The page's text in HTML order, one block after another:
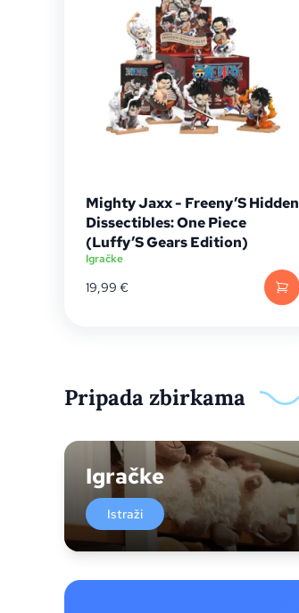
Mighty Jaxx - Freeny’S Hidden
Dissectibles: One Piece
(Luffy’S Gears Edition)
Igračke
19,99 €
Pripada zbirkama
Igračke
Istraži